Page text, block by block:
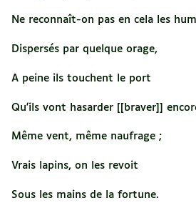
Ne reconnaît-on pas en cela les
Dispersés par quelque orage,
A peine ils touchent le port
Qu'ils vont hasarder [[braver]]
Même vent, même naufrage ;
Vrais lapins, on les revoit
Sous les mains de la fortune.